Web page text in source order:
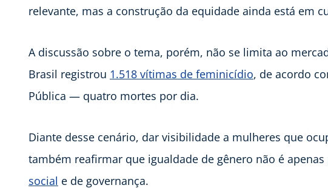
relevante, mas a construção da equidade ainda está em
A discussão sobre o tema, porém, não se limita ao
Brasil registrou 1.518 vítimas de feminicídio, de acordo
Pública — quatro mortes por dia.
Diante desse cenário, dar visibilidade a mulheres que
também reafirmar que igualdade de gênero não é
social e de governança.